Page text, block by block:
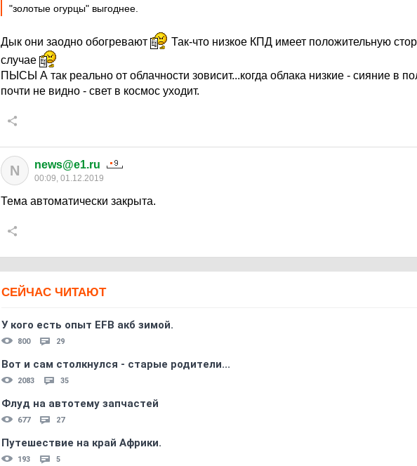
"золотые огурцы" выгоднее.
Дык они заодно обогревают
Так-что низкое КПД имеет положительную
случае
ПЫСЫ А так реально от облачности зовисит...когда облака низкие - сияние в
почти не видно - свет в космос уходит.
N news@e1.ru
00:09, 01.12.2019
Тема автоматически закрыта.
СЕЙЧАС ЧИТАЮТ
У кого есть опыт EFB акб зимой.
800 29
Вот и сам столкнулся - старые родители...
2083 35
Флуд на автотему запчастей
677 27
Путешествие на край Африки.
193 5